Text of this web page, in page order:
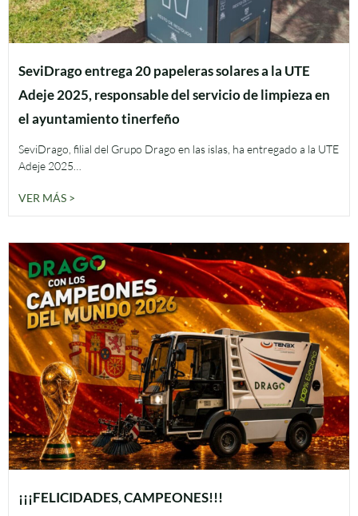
SeviDrago entrega 20 papeleras solares a la UTE
Adeje 2025, responsable del servicio de limpieza en
el ayuntamiento tinerfeño
SeviDrago, filial del Grupo Drago en las islas, ha entregado a la UTE
Adeje 2025…
VER MÁS >
¡¡¡FELICIDADES, CAMPEONES!!!